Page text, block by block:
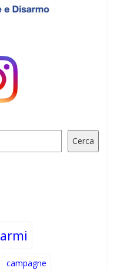
Cerca
armi
campagne